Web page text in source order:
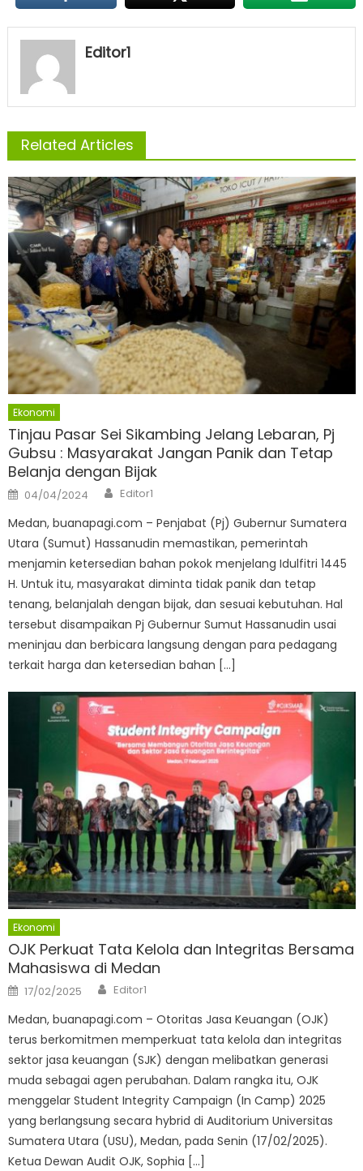
Editor1
Related Articles
Ekonomi
Tinjau Pasar Sei Sikambing Jelang Lebaran, Pj
Gubsu : Masyarakat Jangan Panik dan Tetap
Belanja dengan Bijak
Posted
on
04/04/2024 Author
Editor1
Medan, buanapagi.com – Penjabat (Pj) Gubernur Sumatera
Utara (Sumut) Hassanudin memastikan, pemerintah
menjamin ketersedian bahan pokok menjelang Idulfitri 1445
H. Untuk itu, masyarakat diminta tidak panik dan tetap
tenang, belanjalah dengan bijak, dan sesuai kebutuhan. Hal
tersebut disampaikan Pj Gubernur Sumut Hassanudin usai
meninjau dan berbicara langsung dengan para pedagang
terkait harga dan ketersedian bahan […]
Ekonomi
OJK Perkuat Tata Kelola dan Integritas Bersama
Mahasiswa di Medan
Posted
on
17/02/2025 Author
Editor1
Medan, buanapagi.com – Otoritas Jasa Keuangan (OJK)
terus berkomitmen memperkuat tata kelola dan integritas
sektor jasa keuangan (SJK) dengan melibatkan generasi
muda sebagai agen perubahan. Dalam rangka itu, OJK
menggelar Student Integrity Campaign (In Camp) 2025
yang berlangsung secara hybrid di Auditorium Universitas
Sumatera Utara (USU), Medan, pada Senin (17/02/2025).
Ketua Dewan Audit OJK, Sophia […]